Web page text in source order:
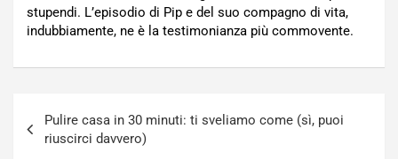
stupendi. L’episodio di Pip e del suo compagno di vita,
indubbiamente, ne è la testimonianza più commovente.
articoli
Pulire casa in 30 minuti: ti sveliamo come (sì, puoi
riuscirci davvero)